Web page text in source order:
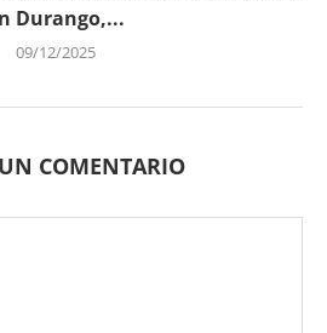
Durango,...
09/12/2025
COMENTARIO